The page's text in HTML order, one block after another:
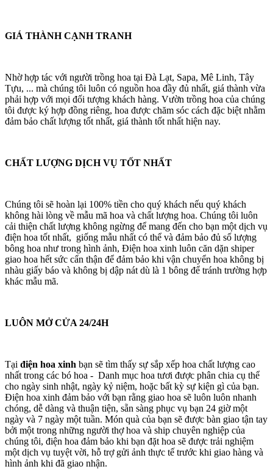
GIÁ THÀNH CẠNH TRANH
Nhờ hợp tác với người trồng hoa tại Đà Lạt, Sapa, Mê Linh, Tây
Tựu, ... mà chúng tôi luôn có nguồn hoa đầy đủ nhất, giá thành vừa
phải hợp với mọi đối tượng khách hàng. Vườn trồng hoa của chúng
tôi được ký hợp đồng riêng, hoa được chăm sóc cách đặc biệt nhằm
đảm bảo chất lượng tốt nhất, giá thành tốt nhất hiện nay.
CHẤT LƯỢNG DỊCH VỤ TỐT NHẤT
Chúng tôi sẽ hoàn lại 100% tiền cho quý khách nếu quý khách
không hài lòng về mẫu mã hoa và chất lượng hoa. Chúng tôi luôn
cải thiện chất lượng không ngừng để mang đến cho bạn một dịch vụ
điện hoa tốt nhất, giống mẫu nhất có thể và đảm bảo đủ số lượng
bông hoa như trong hình ảnh, Điện hoa xinh luôn căn dặn shiper
giao hoa hết sức cẩn thận để đảm bảo khi vận chuyển hoa không bị
nhàu giấy báo và không bị dập nát dù là 1 bông để tránh trường hợp
khác mẫu mã.
LUÔN MỞ CỬA 24/24H
Tại điện hoa xinh bạn sẽ tìm thấy sự sắp xếp hoa chất lượng cao
nhất trong các bó hoa - Danh mục hoa tươi được phân chia cụ thể
cho ngày sinh nhật, ngày kỷ niệm, hoặc bất kỳ sự kiện gì của bạn.
Điện hoa xinh đảm bảo với bạn rằng giao hoa sẽ luôn luôn nhanh
chóng, dễ dàng và thuận tiện, sẵn sàng phục vụ bạn 24 giờ một
ngày và 7 ngày một tuần. Món quà của bạn sẽ được bàn giao tận tay
bởi một trong những người thợ hoa và ship chuyên nghiệp của
chúng tôi, điện hoa đảm bảo khi bạn đặt hoa sẽ được trải nghiệm
một dịch vụ tuyệt vời, hỗ trợ gửi ảnh thực tế trước khi giao hàng và
hình ảnh khi đã giao nhận.